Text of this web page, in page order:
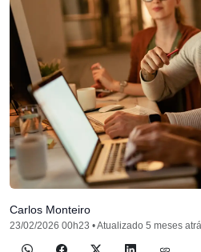
Carlos Monteiro
23/02/2026 00h23 • Atualizado 5 meses